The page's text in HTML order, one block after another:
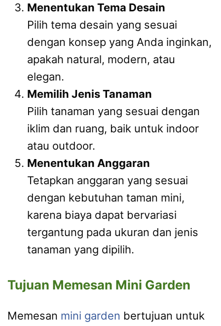
Menentukan Tema Desain
Pilih tema desain yang sesuai
dengan konsep yang Anda inginkan,
apakah natural, modern, atau
elegan.
Memilih Jenis Tanaman
Pilih tanaman yang sesuai dengan
iklim dan ruang, baik untuk indoor
atau outdoor.
Menentukan Anggaran
Tetapkan anggaran yang sesuai
dengan kebutuhan taman mini,
karena biaya dapat bervariasi
tergantung pada ukuran dan jenis
tanaman yang dipilih.
Tujuan Memesan Mini Garden
Memesan mini garden bertujuan untuk